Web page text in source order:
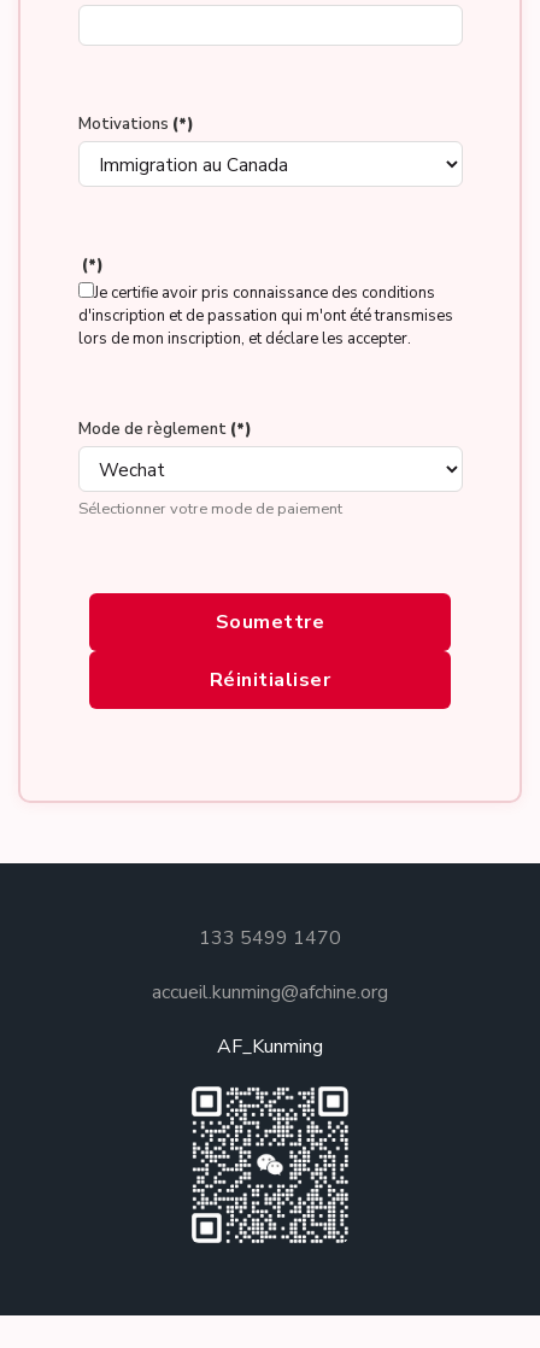
Motivations (*)
(*)
Je certifie avoir pris connaissance des conditions
d'inscription et de passation qui m'ont été transmises
lors de mon inscription, et déclare les accepter.
Mode de règlement (*)
Sélectionner votre mode de paiement
Soumettre
Réinitialiser
133 5499 1470
accueil.kunming@afchine.org
AF_Kunming